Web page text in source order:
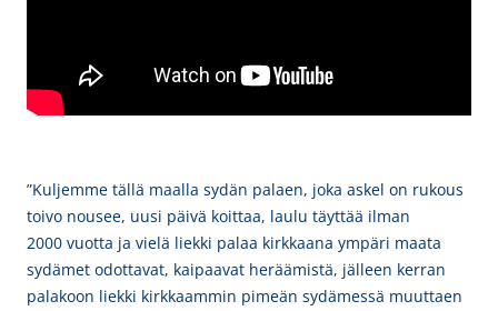
”Kuljemme tällä maalla sydän palaen, joka askel on rukous
toivo nousee, uusi päivä koittaa, laulu täyttää ilman
2000 vuotta ja vielä liekki palaa kirkkaana ympäri maata
sydämet odottavat, kaipaavat heräämistä, jälleen kerran
palakoon liekki kirkkaammin pimeän sydämessä muuttaen